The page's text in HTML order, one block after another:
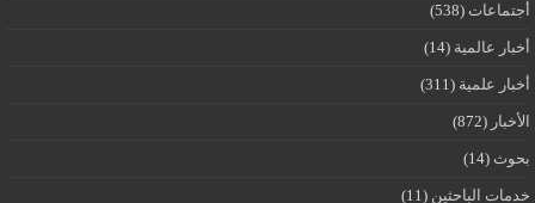
أجتماعات (538)
أخبار عالمية (14)
أخبار علمية (311)
الأخبار (872)
بحوث (14)
خدمات الباحثين (11)